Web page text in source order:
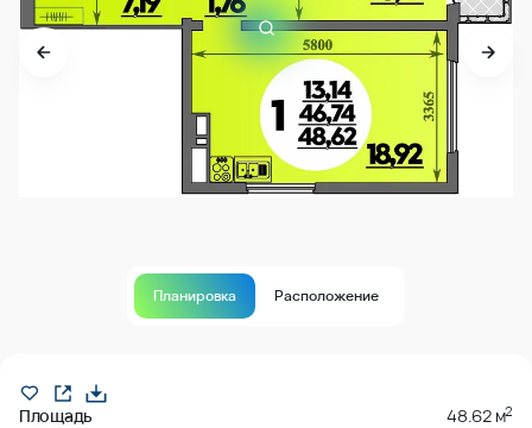
Планировка Расположение
Площадь 48.62 м2